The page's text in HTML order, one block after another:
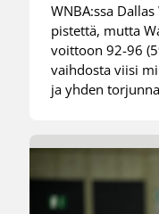
WNBA:ssa
pistettä, mutta
voittoon 92-96
vaihdosta viisi
ja yhden